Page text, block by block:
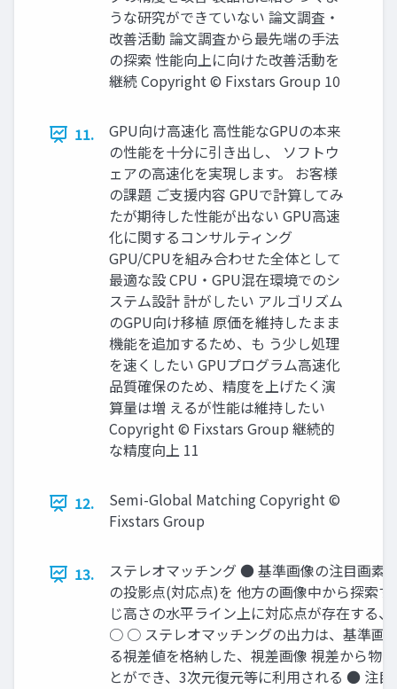
うな研究ができていない 論文調査・
改善活動 論文調査から最先端の手法
の探索 性能向上に向けた改善活動を
継続 Copyright © Fixstars Group 10
11.
GPU向け高速化 高性能なGPUの本来
の性能を十分に引き出し、 ソフトウ
ェアの高速化を実現します。 お客様
の課題 ご支援内容 GPUで計算してみ
たが期待した性能が出ない GPU高速
化に関するコンサルティング
GPU/CPUを組み合わせた全体として
最適な設 CPU・GPU混在環境でのシ
ステム設計 計がしたい アルゴリズム
のGPU向け移植 原価を維持したまま
機能を追加するため、も う少し処理
を速くしたい GPUプログラム高速化
品質確保のため、精度を上げたく演
算量は増 えるが性能は維持したい
Copyright © Fixstars Group 継続的
な精度向上 11
12.
Semi-Global Matching Copyright ©
Fixstars Group
13.
ステレオマッチング ● 基準画像の注目画素
の投影点(対応点)を 他方の画像中から探索
じ高さの水平ライン上に対応点が存在する
○ ○ ステレオマッチングの出力は、基準画
る視差値を格納した、視差画像 視差から物
とができ、3次元復元等に利用される ● 注